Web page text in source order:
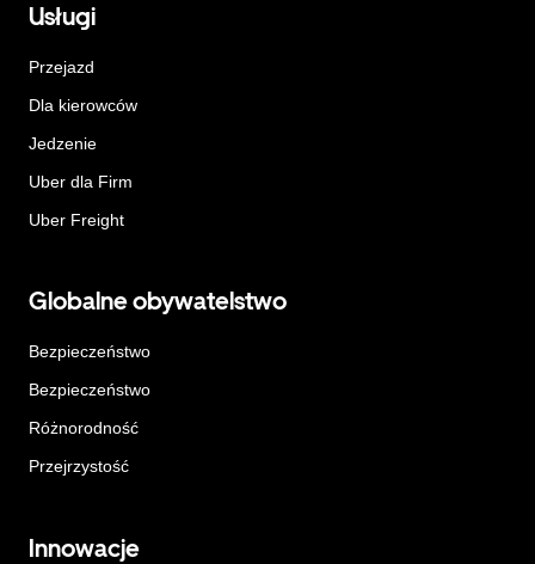
Usługi
Przejazd
Dla kierowców
Jedzenie
Uber dla Firm
Uber Freight
Globalne obywatelstwo
Bezpieczeństwo
Bezpieczeństwo
Różnorodność
Przejrzystość
Innowacje